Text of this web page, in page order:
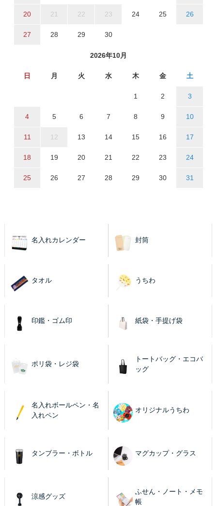
20 21 22 23 24 25 26
27 28 29 30
2026年10月
日 月 火 水 木 金 土
1 2 3
4 5 6 7 8 9 10
11 12 13 14 15 16 17
18 19 20 21 22 23 24
25 26 27 28 29 30 31
名入れカレンダー 封筒
タオル うちわ
印鑑・ゴム印 紙袋・手提げ袋
ポリ袋・レジ袋
トートバッグ・エコバ
ッグ
名入れボールペン・名
入れペン
オリジナルうちわ
タンブラー・ボトル マグカップ・グラス
涼感グッズ
ふせん・ノート・メモ
帳